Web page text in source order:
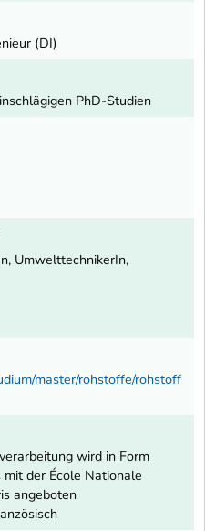
(DI)
PhD-Studien
UmwelttechnikerIn,
master/rohstoffe/rohstoff
Link
wird in Form
der École Nationale
angeboten